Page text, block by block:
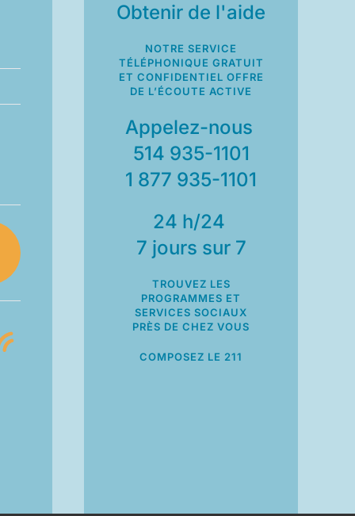
Obtenir de l'aide
NOTRE SERVICE
TÉLÉPHONIQUE GRATUIT
ET CONFIDENTIEL OFFRE
DE L’ÉCOUTE ACTIVE
Appelez-nous
514 935-1101
1 877 935-1101
24 h/24
7 jours sur 7
TROUVEZ LES
PROGRAMMES ET
SERVICES SOCIAUX
PRÈS DE CHEZ VOUS
COMPOSEZ LE 211